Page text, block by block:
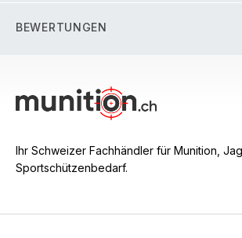
BEWERTUNGEN
Ihr Schweizer Fachhändler für Munition,
Sportschützenbedarf.